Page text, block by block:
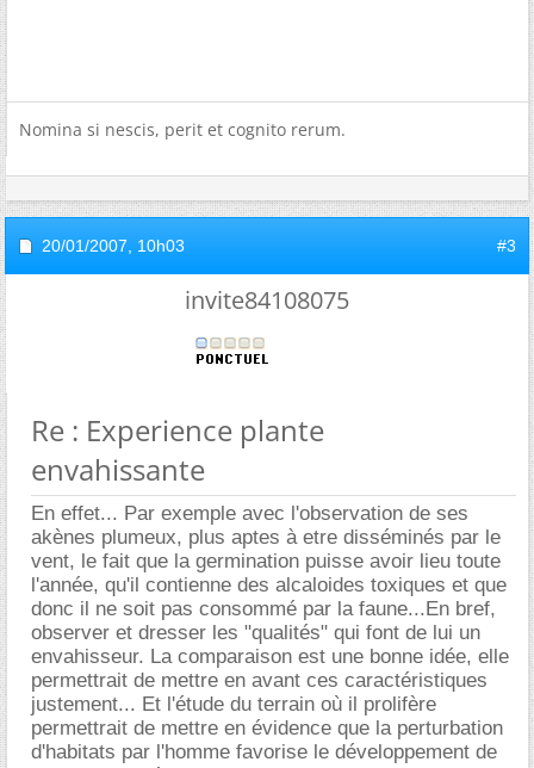
Nomina si nescis, perit et cognito rerum.
20/01/2007, 10h03 #3
invite84108075
Re : Experience plante
envahissante
En effet... Par exemple avec l'observation de ses
akènes plumeux, plus aptes à etre disséminés par le
vent, le fait que la germination puisse avoir lieu toute
l'année, qu'il contienne des alcaloides toxiques et que
donc il ne soit pas consommé par la faune...En bref,
observer et dresser les "qualités" qui font de lui un
envahisseur. La comparaison est une bonne idée, elle
permettrait de mettre en avant ces caractéristiques
justement... Et l'étude du terrain où il prolifère
permettrait de mettre en évidence que la perturbation
d'habitats par l'homme favorise le développement de